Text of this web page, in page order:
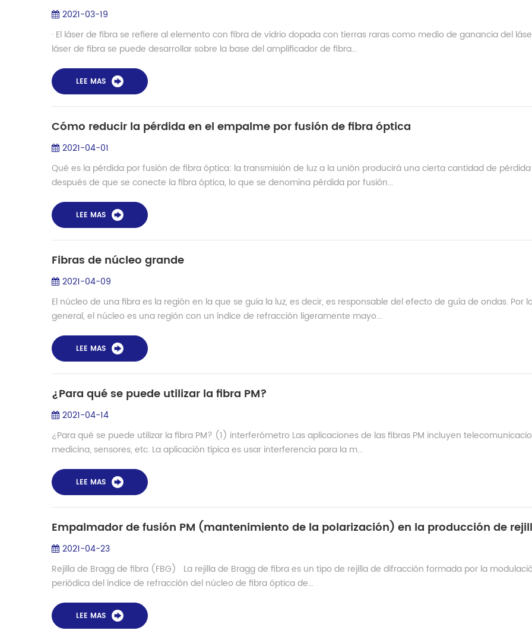
2021-03-19
· El láser de fibra se refiere al elemento con fibra de vidrio dopada con tierras raras como medio de ganancia del
láser de fibra se puede desarrollar sobre la base del amplificador de fibra...
LEE MAS
Cómo reducir la pérdida en el empalme por fusión de fibra óptica
2021-04-01
Qué es la pérdida por fusión de fibra óptica: la transmisión de luz a la unión producirá una cierta cantidad de pérdida
después de que se conecte la fibra óptica, lo que se denomina pérdida por fusión...
LEE MAS
Fibras de núcleo grande
2021-04-09
El núcleo de una fibra es la región en la que se guía la luz, es decir, es responsable del efecto de guía de ondas. Por
general, el núcleo es una región con un índice de refracción ligeramente mayo...
LEE MAS
¿Para qué se puede utilizar la fibra PM?
2021-04-14
¿Para qué se puede utilizar la fibra PM? (1) interferómetro Las aplicaciones de las fibras PM incluyen
medicina, sensores, etc. La aplicación típica es usar interferencia para la m...
LEE MAS
2021-04-23
Rejilla de Bragg de fibra (FBG) La rejilla de Bragg de fibra es un tipo de rejilla de difracción formada por la
periódica del índice de refracción del núcleo de fibra óptica de...
LEE MAS